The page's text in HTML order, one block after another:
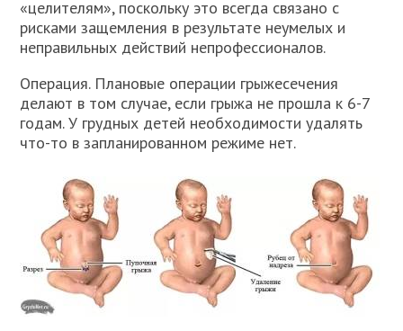
«целителям», поскольку это всегда связано с
рисками защемления в результате неумелых и
неправильных действий непрофессионалов.
Операция. Плановые операции грыжесечения
делают в том случае, если грыжа не прошла к 6-7
годам. У грудных детей необходимости удалять
что-то в запланированном режиме нет.